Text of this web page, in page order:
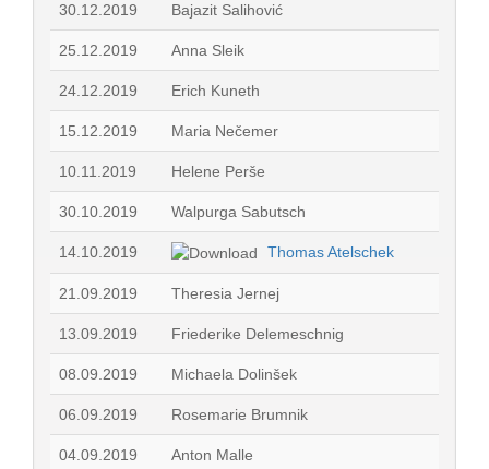
30.12.2019 Bajazit Salihović
25.12.2019 Anna Sleik
24.12.2019 Erich Kuneth
15.12.2019 Maria Nečemer
10.11.2019 Helene Perše
30.10.2019 Walpurga Sabutsch
14.10.2019 Thomas Atelschek
21.09.2019 Theresia Jernej
13.09.2019 Friederike Delemeschnig
08.09.2019 Michaela Dolinšek
06.09.2019 Rosemarie Brumnik
04.09.2019 Anton Malle